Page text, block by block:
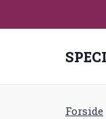
til
Forside